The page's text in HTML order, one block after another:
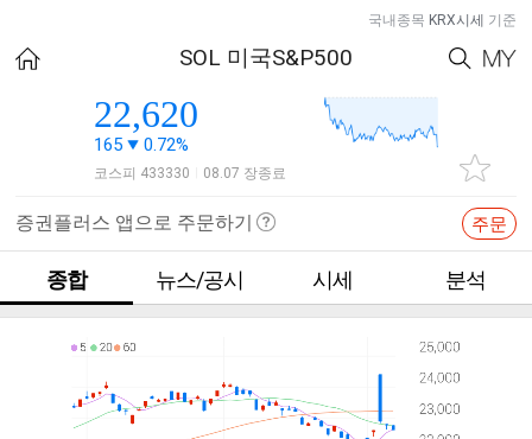
국내종목 KRX시세 기준
SOL 미국S&P500
22,620
165 0.72%
코스피 433330 08.07 장종료
증권플러스 앱으로 주문하기 주문
종합 뉴스/공시 시세 분석